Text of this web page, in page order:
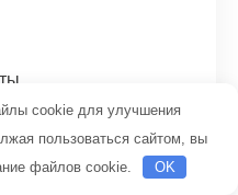
cookie для улучшения
пользоваться сайтом, вы
файлов cookie.
OK